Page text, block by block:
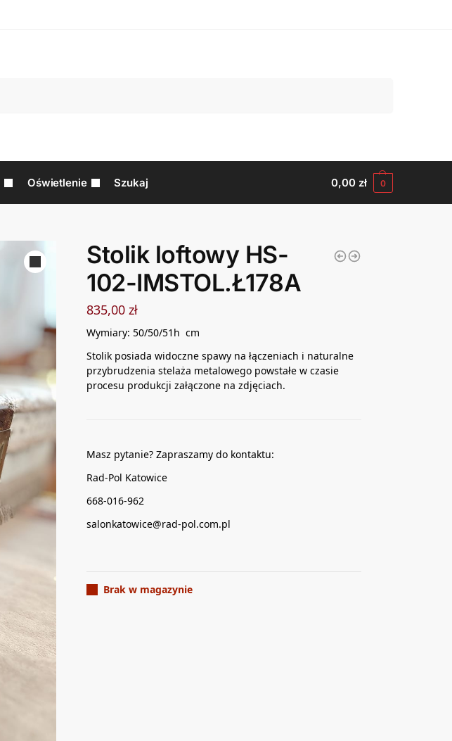
Oświetlenie Szukaj 0,00 zł 0
Stolik loftowy HS-
102-IMSTOL.Ł178A
835,00zł
Wymiary: 50/50/51h cm
Stolik posiada widoczne spawy na łączeniach i naturalne
przybrudzenia stelaża metalowego powstałe w czasie
procesu produkcji załączone na zdjęciach.
Masz pytanie? Zapraszamy do kontaktu:
Rad-Pol Katowice
668-016-962
salonkatowice@rad-pol.com.pl
Brak w magazynie